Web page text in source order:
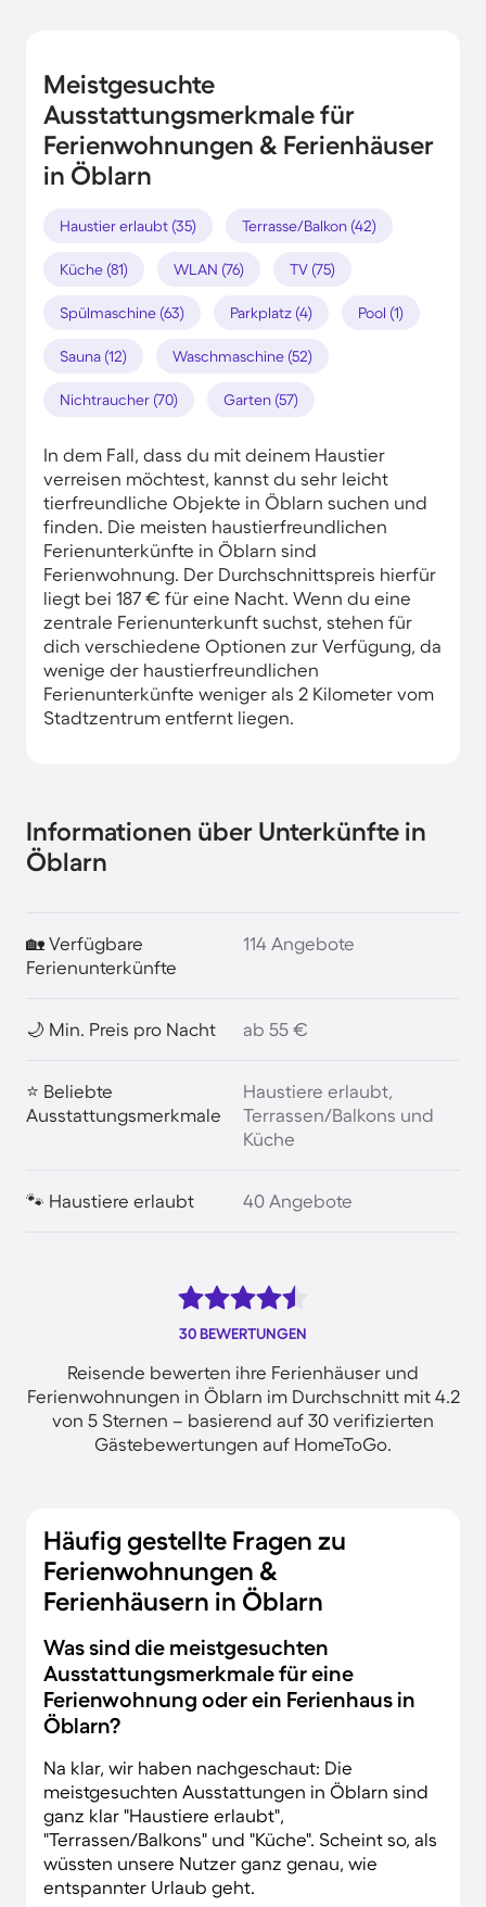
Meistgesuchte
Ausstattungsmerkmale für
Ferienwohnungen & Ferienhäuser
in Öblarn
Haustier erlaubt (35) Terrasse/Balkon (42)
Küche (81) WLAN (76) TV (75)
Spülmaschine (63) Parkplatz (4) Pool (1)
Sauna (12) Waschmaschine (52)
Nichtraucher (70) Garten (57)
In dem Fall, dass du mit deinem Haustier
verreisen möchtest, kannst du sehr leicht
tierfreundliche Objekte in Öblarn suchen und
finden. Die meisten haustierfreundlichen
Ferienunterkünfte in Öblarn sind
Ferienwohnung. Der Durchschnittspreis hierfür
liegt bei 187 € für eine Nacht. Wenn du eine
zentrale Ferienunterkunft suchst, stehen für
dich verschiedene Optionen zur Verfügung, da
wenige der haustierfreundlichen
Ferienunterkünfte weniger als 2 Kilometer vom
Stadtzentrum entfernt liegen.
Informationen über Unterkünfte in
Öblarn
🏡 Verfügbare
Ferienunterkünfte
114 Angebote
🌙 Min. Preis pro Nacht ab 55 €
⭐ Beliebte
Ausstattungsmerkmale
Haustiere erlaubt,
Terrassen/Balkons und
Küche
🐾 Haustiere erlaubt 40 Angebote
30 BEWERTUNGEN
Reisende bewerten ihre Ferienhäuser und
Ferienwohnungen in Öblarn im Durchschnitt mit 4.2
von 5 Sternen – basierend auf 30 verifizierten
Gästebewertungen auf HomeToGo.
Häufig gestellte Fragen zu
Ferienwohnungen &
Ferienhäusern in Öblarn
Was sind die meistgesuchten
Ausstattungsmerkmale für eine
Ferienwohnung oder ein Ferienhaus in
Öblarn?
Na klar, wir haben nachgeschaut: Die
meistgesuchten Ausstattungen in Öblarn sind
ganz klar "Haustiere erlaubt",
"Terrassen/Balkons" und "Küche". Scheint so, als
wüssten unsere Nutzer ganz genau, wie
entspannter Urlaub geht.